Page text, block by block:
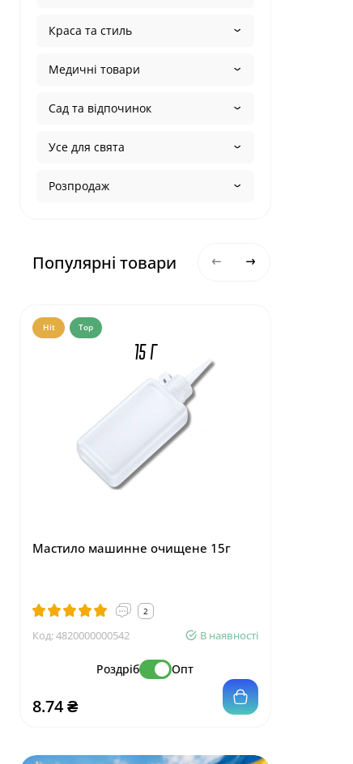
Краса та стиль
Медичні товари
Сад та відпочинок
Усе для свята
Розпродаж
Популярні товари
Hit Top
Мастило машинне очищене 15г
2
Код:4820000000542 В наявності
Роздріб Опт
8.74 ₴